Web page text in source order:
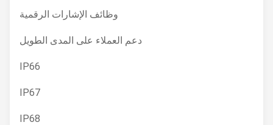
وظائف الإشارات الرقمية
دعم العملاء على المدى الطويل
IP66
IP67
IP68